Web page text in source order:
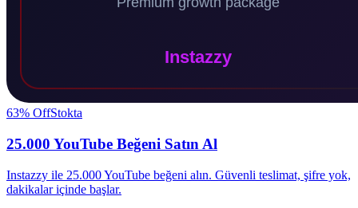
63% OffStokta
25.000 YouTube Beğeni Satın Al
Instazzy ile 25.000 YouTube beğeni alın. Güvenli teslimat, şifre yok,
dakikalar içinde başlar.